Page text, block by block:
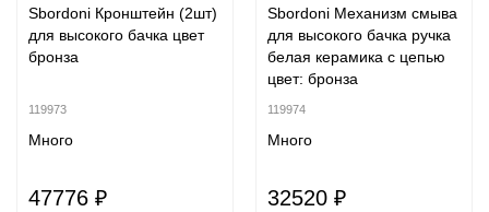
Sbordoni Кронштейн (2шт)
для высокого бачка цвет
бронза
119973
Много
47776 ₽
Sbordoni Механизм смыва
для высокого бачка ручка
белая керамика с цепью
цвет: бронза
119974
Много
32520 ₽